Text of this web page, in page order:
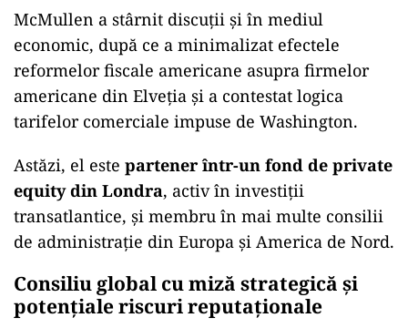
McMullen a stârnit discuții și în mediul
economic, după ce a minimalizat efectele
reformelor fiscale americane asupra firmelor
americane din Elveția și a contestat logica
tarifelor comerciale impuse de Washington.
Astăzi, el este partener într-un fond de private
equity din Londra, activ în investiții
transatlantice, și membru în mai multe consilii
de administrație din Europa și America de Nord.
Consiliu global cu miză strategică și
potențiale riscuri reputaționale